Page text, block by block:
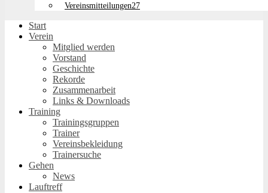
Vereinsmitteilungen27
Start
Verein
Mitglied werden
Vorstand
Geschichte
Rekorde
Zusammenarbeit
Links & Downloads
Training
Trainingsgruppen
Trainer
Vereinsbekleidung
Trainersuche
Gehen
News
Lauftreff